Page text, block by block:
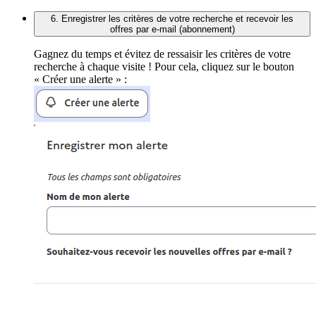
6. Enregistrer les critères de votre recherche et recevoir les
offres par e-mail (abonnement)
Gagnez du temps et évitez de ressaisir les critères de votre
recherche à chaque visite ! Pour cela, cliquez sur le bouton
« Créer une alerte » :